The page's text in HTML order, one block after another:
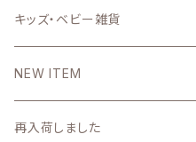
壁掛け時計・照明
DIYパーツ
ステーショナリー雑貨
キッズ・ベビー雑貨
NEW ITEM
2026
再入荷しました